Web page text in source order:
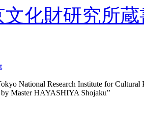
文化財研究所
National Research Institute for
by Master HAYASHIYA Shojaku”